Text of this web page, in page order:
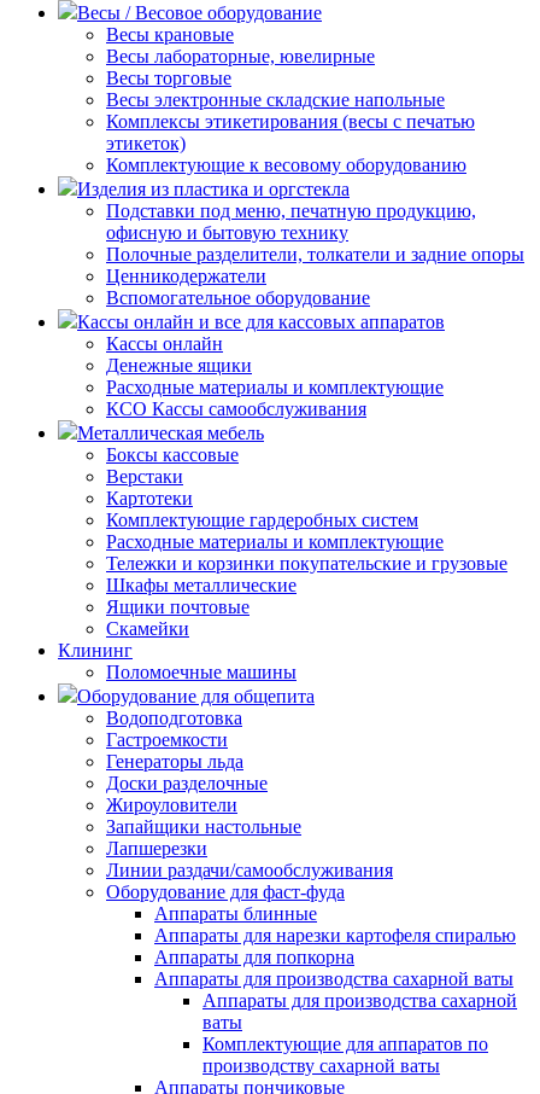
Весы / Весовое оборудование
Весы крановые
Весы лабораторные, ювелирные
Весы торговые
Весы электронные складские напольные
Комплексы этикетирования (весы с печатью
этикеток)
Комплектующие к весовому оборудованию
Изделия из пластика и оргстекла
Подставки под меню, печатную продукцию,
офисную и бытовую технику
Полочные разделители, толкатели и задние опоры
Ценникодержатели
Вспомогательное оборудование
Кассы онлайн и все для кассовых аппаратов
Кассы онлайн
Денежные ящики
Расходные материалы и комплектующие
КСО Кассы самообслуживания
Металлическая мебель
Боксы кассовые
Верстаки
Картотеки
Комплектующие гардеробных систем
Расходные материалы и комплектующие
Тележки и корзинки покупательские и грузовые
Шкафы металлические
Ящики почтовые
Скамейки
Клининг
Поломоечные машины
Оборудование для общепита
Водоподготовка
Гастроемкости
Генераторы льда
Доски разделочные
Жироуловители
Запайщики настольные
Лапшерезки
Линии раздачи/самообслуживания
Оборудование для фаст-фуда
Аппараты блинные
Аппараты для нарезки картофеля спиралью
Аппараты для попкорна
Аппараты для производства сахарной ваты
Аппараты для производства сахарной
ваты
Комплектующие для аппаратов по
производству сахарной ваты
Аппараты пончиковые